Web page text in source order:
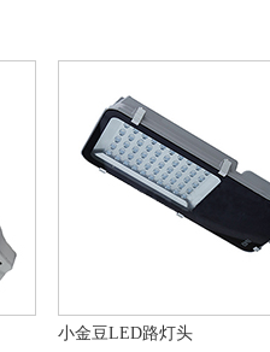
小金豆LED路灯头